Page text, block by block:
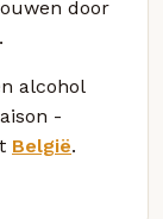
door
alcohol
-
België.